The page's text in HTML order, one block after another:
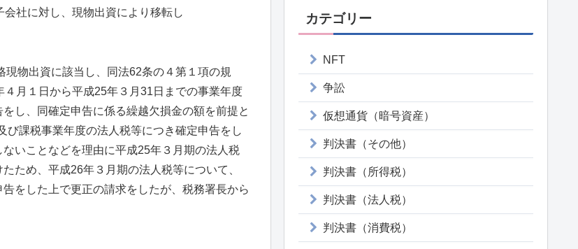
社に対し、現物出資により移転し
物出資に該当し、同法62条の４第１項の規
月１日から平成25年３月31日までの事業年度
し、同確定申告に係る繰越欠損金の額を前提と
び課税事業年度の法人税等につき確定申告をし
いことなどを理由に平成25年３月期の法人税
ため、平成26年３月期の法人税等について、
をした上で更正の請求をしたが、税務署長から
カテゴリー
NFT
争訟
仮想通貨（暗号資産）
判決書（その他）
判決書（所得税）
判決書（法人税）
判決書（消費税）